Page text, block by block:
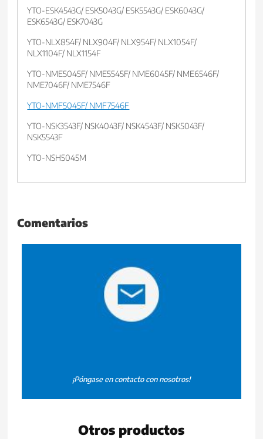
YTO-ESK4543G/ ESK5043G/ ESK5543G/ ESK6043G/
ESK6543G/ ESK7043G
YTO-NLX854F/ NLX904F/ NLX954F/ NLX1054F/
NLX1104F/ NLX1154F
YTO-NME5045F/ NME5545F/ NME6045F/ NME6546F/
NME7046F/ NME7546F
YTO-NMF5045F/ NMF7546F
YTO-NSK3543F/ NSK4043F/ NSK4543F/ NSK5043F/
NSK5543F
YTO-NSH5045M
Comentarios
¡Póngase en contacto con nosotros!
Otros productos